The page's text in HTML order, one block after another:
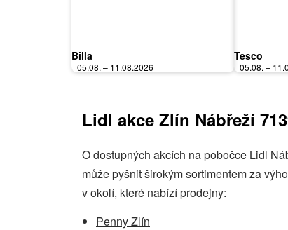
Billa
05.08. – 11.08.2026
Tesco
05.08. –
Lidl akce Zlín Nábřeží
O dostupných akcích na pobočce Lidl
může pyšnit širokým sortimentem za
v okolí, které nabízí prodejny:
Penny Zlín